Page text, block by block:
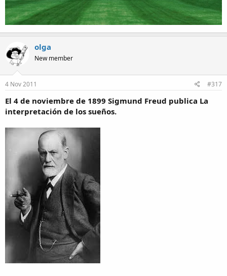
olga
New member
4 Nov 2011 #317
El 4 de noviembre de 1899 Sigmund Freud publica La
interpretación de los sueños.